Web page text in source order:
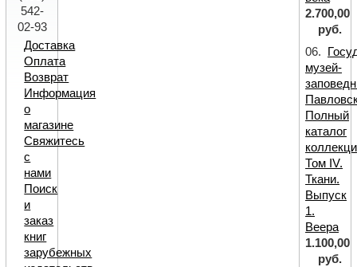
542-
02-93
Доставка
Оплата
Возврат
Информация
о
магазине
Свяжитесь
с
нами
Поиск
и
заказ
книг
зарубежных
2.700,00
руб.
06.
музей-
Полный
каталог
Том IV.
Ткани.
Выпуск
1.
Веера
1.100,00
руб.